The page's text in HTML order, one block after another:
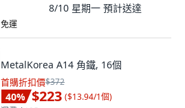
8/10 星期一 預計送達
免運
MetalKorea A14 角鐵, 16個
首購折扣價$372
40% $223 ($13.94/1個)